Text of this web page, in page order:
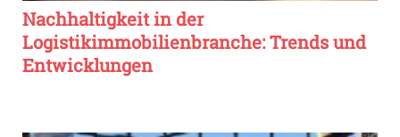
Nachhaltigkeit in der
Logistikimmobilienbranche: Trends und
Entwicklungen